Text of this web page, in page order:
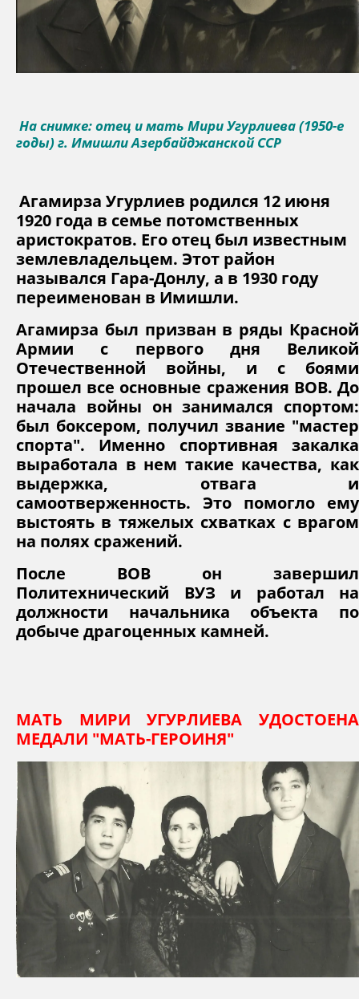
На снимке: отец и мать Мири Угурлиева (1950-е
годы) г. Имишли Азербайджанской ССР
Агамирза Угурлиев родился 12 июня
1920 года в семье потомственных
аристократов. Его отец был известным
землевладельцем. Этот район
назывался Гара-Донлу, а в 1930 году
переименован в Имишли.
Агамирза был призван в ряды Красной
Армии с первого дня Великой
Отечественной войны, и с боями
прошел все основные сражения ВОВ. До
начала войны он занимался спортом:
был боксером, получил звание "мастер
спорта". Именно спортивная закалка
выработала в нем такие качества, как
выдержка, отвага и
самоотверженность. Это помогло ему
выстоять в тяжелых схватках с врагом
на полях сражений.
После ВОВ он завершил
Политехнический ВУЗ и работал на
должности начальника объекта по
добыче драгоценных камней.
МАТЬ МИРИ УГУРЛИЕВА УДОСТОЕНА
МЕДАЛИ "МАТЬ-ГЕРОИНЯ"